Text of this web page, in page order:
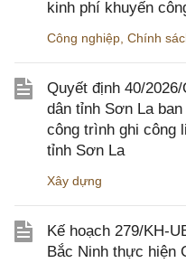
kinh phí khuyến
Công nghiệp Chính
Quyết định 40/
dân tỉnh Sơn La
công trình ghi công
tỉnh Sơn La
Xây dựng
Kế hoạch 279/KH-
Bắc Ninh thực hiện